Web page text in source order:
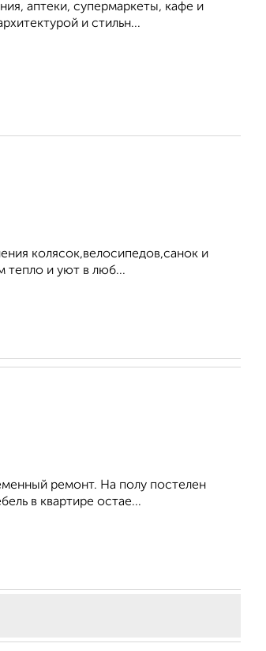
аптеки, супермаркеты, кафе и
и стильн...
колясок,велосипедов,санок и
тепло и уют в люб...
ремонт. На полу постелен
в квартире остае...